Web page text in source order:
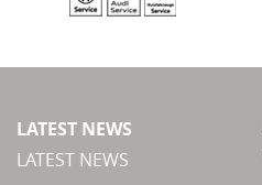
LATEST NEWS
LATEST NEWS